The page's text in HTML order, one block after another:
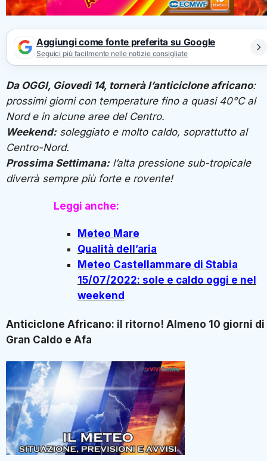
Aggiungi come fonte preferita su Google
Seguici più facilmente nelle notizie consigliate
Da OGGI, Giovedì 14, tornerà l’anticiclone africano:
prossimi giorni con temperature fino a quasi 40°C al
Nord e in alcune aree del Centro.
Weekend:soleggiato e molto caldo, soprattutto al
Centro-Nord.
Prossima Settimana:l’alta pressione sub-tropicale
diverrà sempre più forte e rovente!
Leggi anche:
Meteo Mare
Qualità dell’aria
Meteo Castellammare di Stabia
15/07/2022: sole e caldo oggi e nel
weekend
Anticiclone Africano: il ritorno! Almeno 10 giorni di
Gran Caldo e Afa